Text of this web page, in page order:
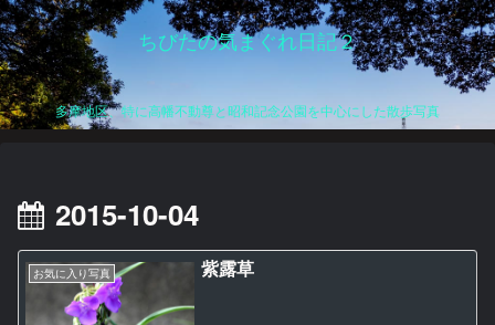
ちびたの気まぐれ日記２
多摩地区、特に高幡不動尊と昭和記念公園を中心にした散歩写真
2015-10-04
お気に入り写真 紫露草